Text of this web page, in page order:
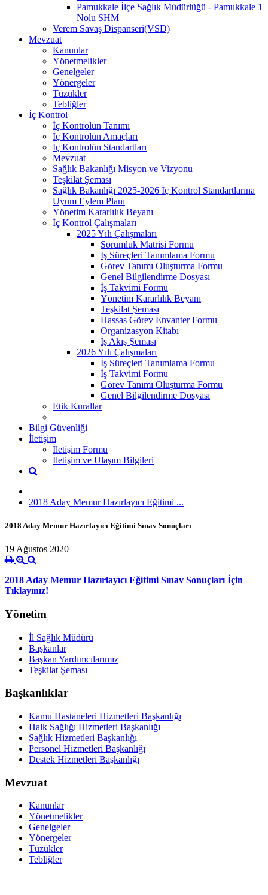
Pamukkale İlçe Sağlık Müdürlüğü - Pamukkale 1
Nolu SHM
Verem Savaş Dispanseri(VSD)
Mevzuat
Kanunlar
Yönetmelikler
Genelgeler
Yönergeler
Tüzükler
Tebliğler
İç Kontrol
İç Kontrolün Tanımı
İç Kontrolün Amaçları
İç Kontrolün Standartları
Mevzuat
Sağlık Bakanlığı Misyon ve Vizyonu
Teşkilat Şeması
Sağlık Bakanlığı 2025-2026 İç Kontrol Standartlarına
Uyum Eylem Planı
Yönetim Kararlılık Beyanı
İç Kontrol Çalışmaları
2025 Yılı Çalışmaları
Sorumluk Matrisi Formu
İş Süreçleri Tanımlama Formu
Görev Tanımı Oluşturma Formu
Genel Bilgilendirme Dosyası
İş Takvimi Formu
Yönetim Kararlılık Beyanı
Teşkilat Şeması
Hassas Görev Envanter Formu
Organizasyon Kitabı
İş Akış Şeması
2026 Yılı Çalışmaları
İş Süreçleri Tanımlama Formu
İş Takvimi Formu
Görev Tanımı Oluşturma Formu
Genel Bilgilendirme Dosyası
Etik Kurallar
Bilgi Güvenliği
İletişim
İletişim Formu
İletişim ve Ulaşım Bilgileri
2018 Aday Memur Hazırlayıcı Eğitimi ...
2018 Aday Memur Hazırlayıcı Eğitimi Sınav Sonuçları
19 Ağustos 2020
2018 Aday Memur Hazırlayıcı Eğitimi Sınav Sonuçları İçin
Tıklayınız!
Yönetim
İl Sağlık Müdürü
Başkanlar
Başkan Yardımcılarımız
Teşkilat Şeması
Başkanlıklar
Kamu Hastaneleri Hizmetleri Başkanlığı
Halk Sağlığı Hizmetleri Başkanlığı
Sağlık Hizmetleri Başkanlığı
Personel Hizmetleri Başkanlığı
Destek Hizmetleri Başkanlığı
Mevzuat
Kanunlar
Yönetmelikler
Genelgeler
Yönergeler
Tüzükler
Tebliğler